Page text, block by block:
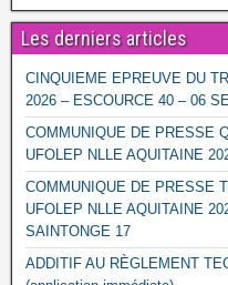
Les derniers articles
CINQUIEME EPREUVE DU
2026 – ESCOURCE 40 – 06
COMMUNIQUE DE PRESSE
UFOLEP NLLE AQUITAINE
COMMUNIQUE DE PRESSE
UFOLEP NLLE AQUITAINE
SAINTONGE 17
ADDITIF AU RÈGLEMENT